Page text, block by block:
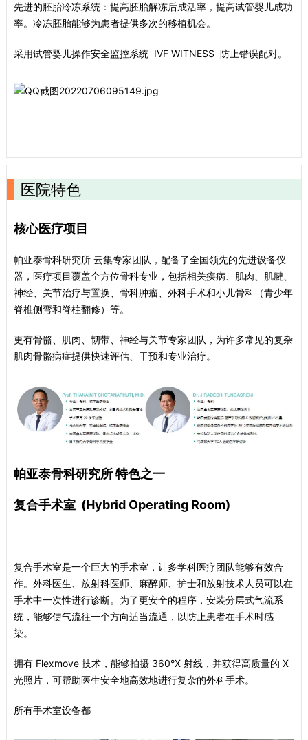
先进的胚胎冷冻系统：提高胚胎解冻后成活率，提高试管婴儿成功
率。冷冻胚胎能够为患者提供多次的移植机会。
采用试管婴儿操作安全监控系统 IVF WITNESS 防止错误配对。
医院特色
核心医疗项目
帕亚泰骨科研究所 云集专家团队，配备了全国领先的先进设备仪
器，医疗项目覆盖全方位骨科专业，包括相关疾病、肌肉、肌腱、
神经、关节治疗与置换、骨科肿瘤、外科手术和小儿骨科（青少年
脊椎侧弯和脊柱翻修）等。
更有骨骼、肌肉、韧带、神经与关节专家团队，为许多常见的复杂
肌肉骨骼病症提供快速评估、干预和专业治疗。
帕亚泰骨科研究所 特色之一
复合手术室 (Hybrid Operating Room)
复合手术室是一个巨大的手术室，让多学科医疗团队能够有效合
作。外科医生、放射科医师、麻醉师、护士和放射技术人员可以在
手术中一次性进行诊断。为了更安全的程序，安装分层式气流系
统，能够使气流往一个方向适当流通，以防止患者在手术时感
染。
拥有 Flexmove 技术，能够拍摄 360°X 射线，并获得高质量的 X
光照片，可帮助医生安全地高效地进行复杂的外科手术。
所有手术室设备都